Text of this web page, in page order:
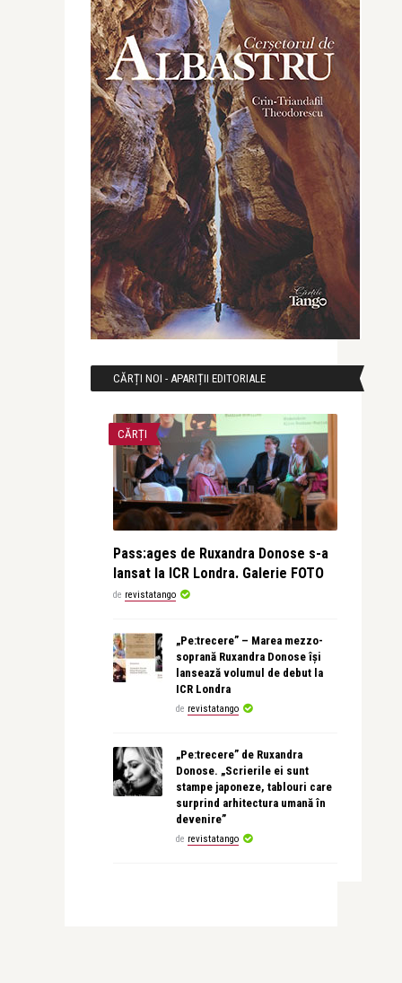
CĂRȚI NOI - APARIȚII EDITORIALE
CĂRȚI
Pass:ages de Ruxandra Donose s-a
lansat la ICR Londra. Galerie FOTO
de revistatango
„Pe:trecere” – Marea mezzo-
soprană Ruxandra Donose își
lansează volumul de debut la
ICR Londra
de revistatango
„Pe:trecere” de Ruxandra
Donose. „Scrierile ei sunt
stampe japoneze, tablouri care
surprind arhitectura umană în
devenire”
de revistatango